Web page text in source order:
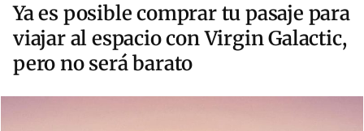
Ya es posible comprar tu pasaje para
viajar al espacio con Virgin Galactic,
pero no será barato